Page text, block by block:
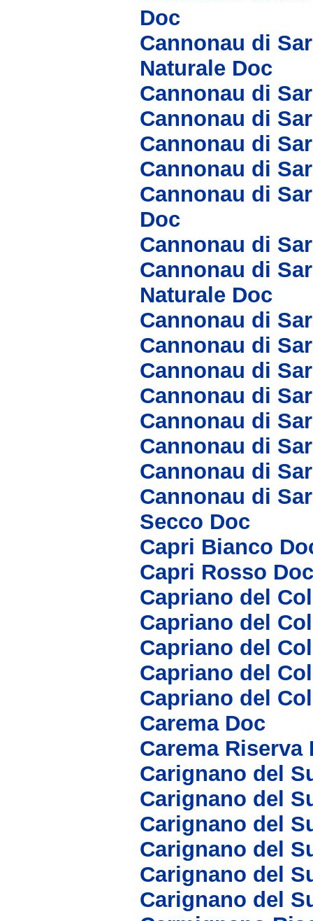
Doc
Cannonau di
Naturale Doc
Cannonau di
Cannonau di
Cannonau di
Cannonau di
Cannonau di
Doc
Cannonau di
Cannonau di
Naturale Doc
Cannonau di
Cannonau di
Cannonau di
Cannonau di
Cannonau di
Cannonau di
Cannonau di
Cannonau di
Secco Doc
Capri Bianco
Capri Rosso Doc
Capriano del
Capriano del
Capriano del
Capriano del
Capriano del
Carema Doc
Carema Riserva
Carignano del
Carignano del
Carignano del
Carignano del
Carignano del
Carignano del